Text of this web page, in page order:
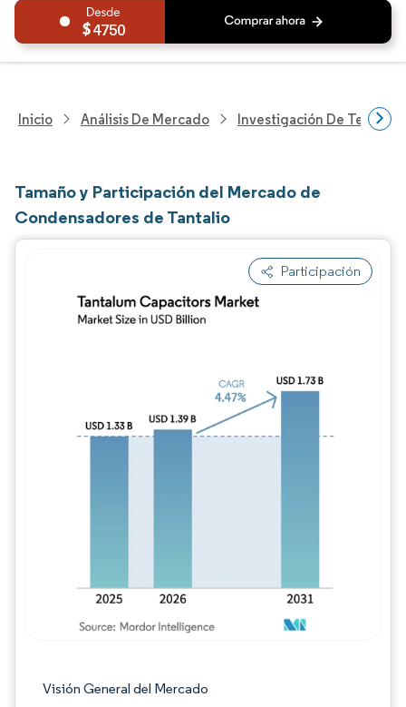
4750
Inicio Análisis De Mercado Investigación De
Tamaño y Participación del Mercado de
Condensadores de Tantalio
Participación
Visión General del Mercado